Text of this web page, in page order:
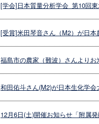
[学会]日本質量分析学会_第10回
[受賞]米田琴音さん（M2）が日
福島市の農家（難波）さんより
和田佑斗さん(M2)が日本生化学
12月6日(土)開催お知らせ「附属